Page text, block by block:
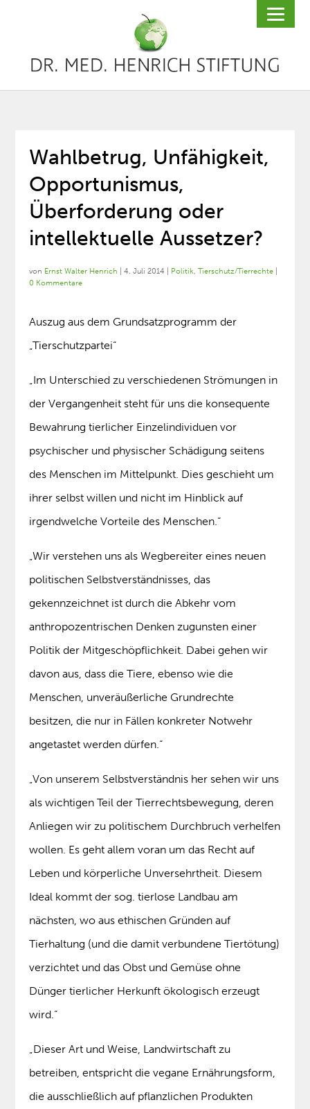
Wahlbetrug, Unfähigkeit,
Opportunismus,
Überforderung oder
intellektuelle Aussetzer?
von Ernst Walter Henrich |4. Juli 2014 Politik,Tierschutz/Tierrechte
0 Kommentare
Auszug aus dem Grundsatzprogramm der
„Tierschutzpartei“
„Im Unterschied zu verschiedenen Strömungen in
der Vergangenheit steht für uns die konsequente
Bewahrung tierlicher Einzelindividuen vor
psychischer und physischer Schädigung seitens
des Menschen im Mittelpunkt. Dies geschieht um
ihrer selbst willen und nicht im Hinblick auf
irgendwelche Vorteile des Menschen.“
„Wir verstehen uns als Wegbereiter eines neuen
politischen Selbstverständnisses, das
gekennzeichnet ist durch die Abkehr vom
anthropozentrischen Denken zugunsten einer
Politik der Mitgeschöpflichkeit. Dabei gehen wir
davon aus, dass die Tiere, ebenso wie die
Menschen, unveräußerliche Grundrechte
besitzen, die nur in Fällen konkreter Notwehr
angetastet werden dürfen.“
„Von unserem Selbstverständnis her sehen wir uns
als wichtigen Teil der Tierrechtsbewegung, deren
Anliegen wir zu politischem Durchbruch verhelfen
wollen. Es geht allem voran um das Recht auf
Leben und körperliche Unversehrtheit. Diesem
Ideal kommt der sog. tierlose Landbau am
nächsten, wo aus ethischen Gründen auf
Tierhaltung (und die damit verbundene Tiertötung)
verzichtet und das Obst und Gemüse ohne
Dünger tierlicher Herkunft ökologisch erzeugt
wird.“
„Dieser Art und Weise, Landwirtschaft zu
betreiben, entspricht die vegane Ernährungsform,
die ausschließlich auf pflanzlichen Produkten